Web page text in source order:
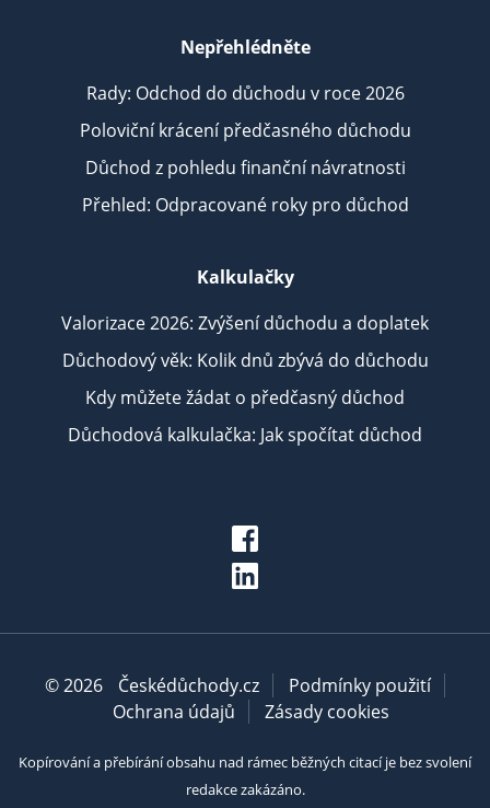
Nepřehlédněte
Rady: Odchod do důchodu v roce 2026
Poloviční krácení předčasného důchodu
Důchod z pohledu finanční návratnosti
Přehled: Odpracované roky pro důchod
Kalkulačky
Valorizace 2026: Zvýšení důchodu a doplatek
Důchodový věk: Kolik dnů zbývá do důchodu
Kdy můžete žádat o předčasný důchod
Důchodová kalkulačka: Jak spočítat důchod
© 2026 Českédůchody.cz
Podmínky použití
Ochrana údajů
Zásady cookies
Kopírování a přebírání obsahu nad rámec běžných citací je bez svolení
redakce zakázáno.